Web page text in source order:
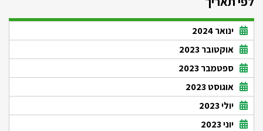
ינואר 2024
אוקטובר 2023
ספטמבר 2023
אוגוסט 2023
יולי 2023
יוני 2023